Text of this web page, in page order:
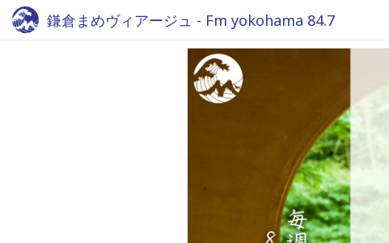
鎌倉まめヴィアージュ - Fm yokohama 84.7